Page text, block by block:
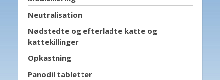
Neutralisation
Nødstedte og efterladte katte og
kattekillinger
Opkastning
Panodil tabletter